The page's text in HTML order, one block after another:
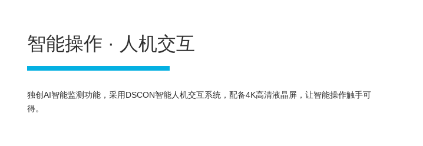
智能操作 · 人机交互
独创AI智能监测功能，采用DSCON智能人机交互系统，配备4K高清液晶屏，让智能操作触手可
得。